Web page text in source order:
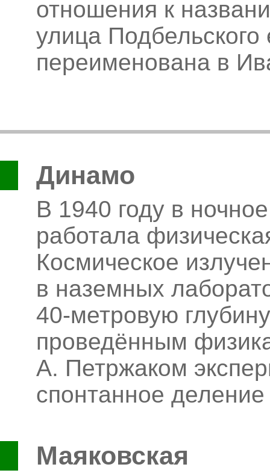
отношения к
улица
переименована в
Динамо
В 1940 году в
работала
Космическое
в наземных
40-метровую
проведённым
А. Петржаком
спонтанное
Маяковская